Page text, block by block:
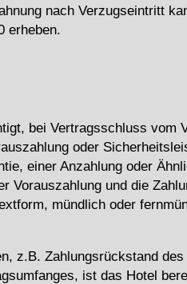
nach Verzugseintritt
erheben.
bei Vertragsschluss vom
oder
einer Anzahlung oder
Vorauszahlung und die
mündlich oder
z.B. Zahlungsrückstand des
ist das Hotel